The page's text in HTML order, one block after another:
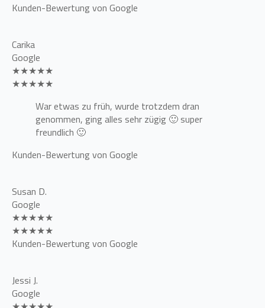
Kunden-Bewertung von Google
Carika
Google
★★★★★
★★★★★
War etwas zu früh, wurde trotzdem dran
genommen, ging alles sehr zügig 🙂 super
freundlich 🙂
Kunden-Bewertung von Google
Susan D.
Google
★★★★★
★★★★★
Kunden-Bewertung von Google
Jessi J.
Google